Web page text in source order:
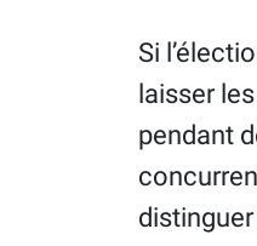
Si
laisser
pendant